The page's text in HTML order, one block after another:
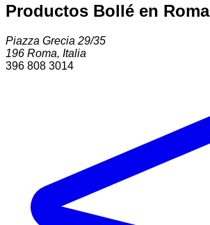
Productos Bollé en Roma
Piazza Grecia 29/35
196 Roma, Italia
396 808 3014